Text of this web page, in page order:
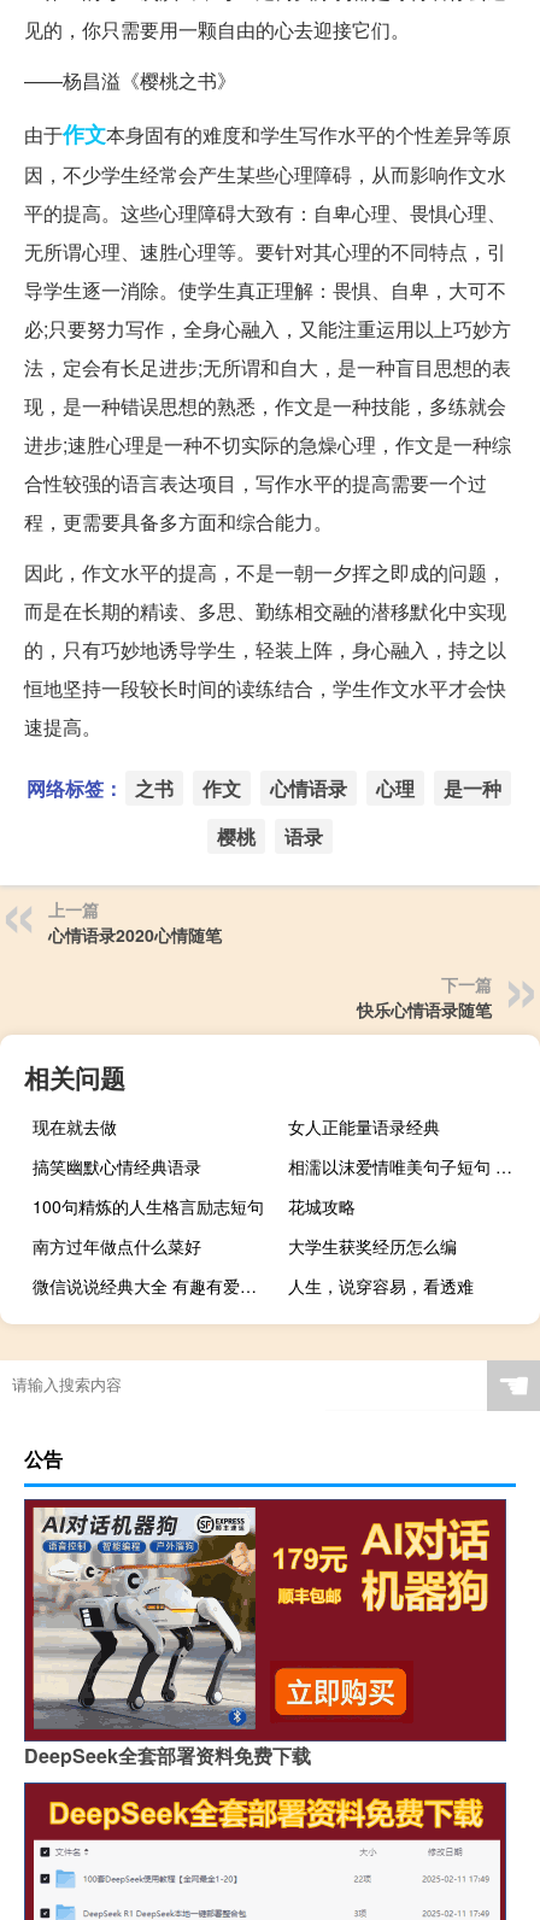
见的，你只需要用一颗自由的心去迎接它们。
——杨昌溢《樱桃之书》
由于作文本身固有的难度和学生写作水平的个性差异等原
因，不少学生经常会产生某些心理障碍，从而影响作文水
平的提高。这些心理障碍大致有：自卑心理、畏惧心理、
无所谓心理、速胜心理等。要针对其心理的不同特点，引
导学生逐一消除。使学生真正理解：畏惧、自卑，大可不
必;只要努力写作，全身心融入，又能注重运用以上巧妙方
法，定会有长足进步;无所谓和自大，是一种盲目思想的表
现，是一种错误思想的熟悉，作文是一种技能，多练就会
进步;速胜心理是一种不切实际的急燥心理，作文是一种综
合性较强的语言表达项目，写作水平的提高需要一个过
程，更需要具备多方面和综合能力。
因此，作文水平的提高，不是一朝一夕挥之即成的问题，
而是在长期的精读、多思、勤练相交融的潜移默化中实现
的，只有巧妙地诱导学生，轻装上阵，身心融入，持之以
恒地坚持一段较长时间的读练结合，学生作文水平才会快
速提高。
网络标签： 之书 作文 心情语录 心理
是一种
樱桃
语录
上一篇
心情语录2020心情随笔
下一篇
快乐心情语录随笔
相关问题
现在就去做
女人正能量语录经典
搞笑幽默心情经典语录
相濡以沫爱情唯美句子短句 关于爱情的句子幸福精选40条
100句精炼的人生格言励志短句
花城攻略
南方过年做点什么菜好
大学生获奖经历怎么编
微信说说经典大全 有趣有爱不负青春
人生，说穿容易，看透难
☚
公告
DeepSeek全套部署资料免费下载